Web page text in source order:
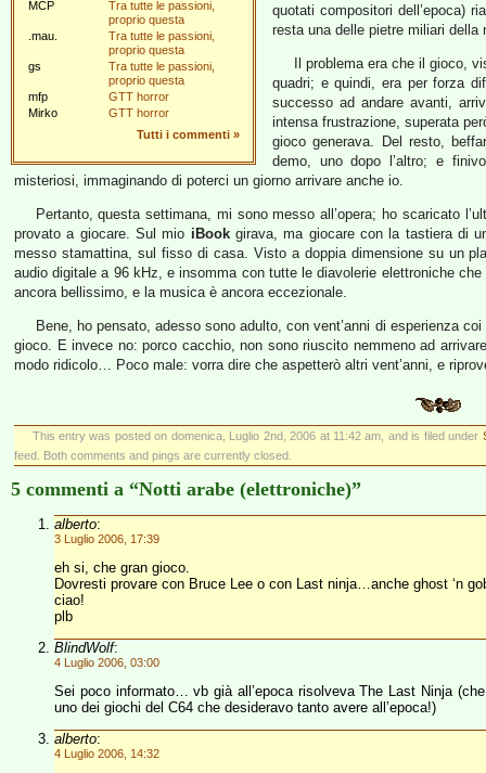
MCP
Tra tutte le passioni,
proprio questa
.mau.
Tra tutte le passioni,
proprio questa
gs
Tra tutte le passioni,
proprio questa
mfp
GTT horror
Mirko
GTT horror
Tutti i commenti »
quotati compositori dell’epoca)
resta una delle pietre miliari della
Il problema era che il gioco,
quadri; e quindi, era per forza
successo ad andare avanti,
intensa frustrazione, superata
gioco generava. Del resto,
demo, uno dopo l’altro; e
misteriosi, immaginando di poterci un giorno arrivare anche io.
Pertanto, questa settimana, mi sono messo all’opera; ho scaricato
provato a giocare. Sul mio iBookgirava, ma giocare con la tastiera di
messo stamattina, sul fisso di casa. Visto a doppia dimensione su un
audio digitale a 96 kHz, e insomma con tutte le diavolerie elettroniche
ancora bellissimo, e la musica è ancora eccezionale.
Bene, ho pensato, adesso sono adulto, con vent’anni di esperienza
gioco. E invece no: porco cacchio, non sono riuscito nemmeno ad
modo ridicolo… Poco male: vorra dire che aspetterò altri vent’anni, e
This entry was posted on domenica, Luglio 2nd, 2006 at 11:42 am, and is filed under
feed. Both comments and pings are currently closed.
5 commenti a “Notti arabe (elettroniche)”
alberto:
3 Luglio 2006, 17:39
eh si, che gran gioco.
Dovresti provare con Bruce Lee o con Last ninja…anche ghost ‘n
ciao!
plb
BlindWolf:
4 Luglio 2006, 03:00
Sei poco informato… vb già all’epoca risolveva The Last Ninja
uno dei giochi del C64 che desideravo tanto avere all’epoca!)
alberto:
4 Luglio 2006, 14:32